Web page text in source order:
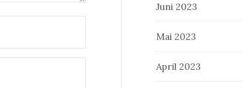
Juni 2023
Mai 2023
April 2023